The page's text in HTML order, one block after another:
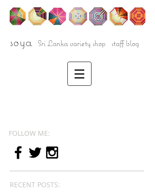
soya Sri Lanka variety shop staff blog
RECENT POSTS:
FOLLOW ME: